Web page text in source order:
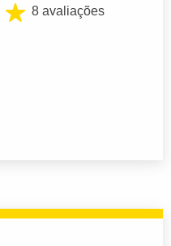
8 avaliações